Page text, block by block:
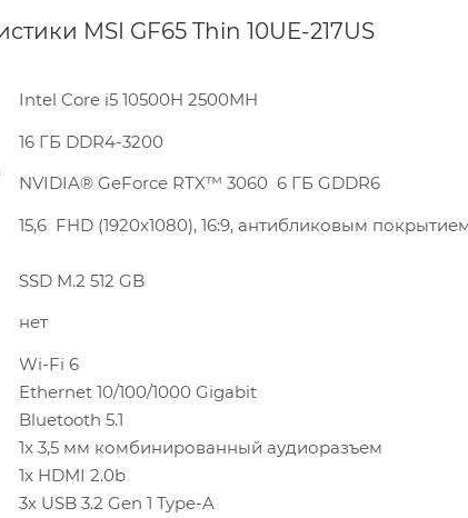
MSI GF65 Thin 10UE-217US
Intel Core i5 10500H 2500MH
16 ГБ DDR4-3200
NVIDIA® GeForce RTX™ 3060 6 ГБ GDDR6
15,6 FHD (1920x1080), 16:9, антибликовым
SSD M.2 512 GB
нет
Wi-Fi 6
Ethernet 10/100/1000 Gigabit
Bluetooth 5.1
1x 3,5 мм комбинированный аудиоразъем
1x HDMI 2.0b
3x USB 3.2 Gen 1 Type-A